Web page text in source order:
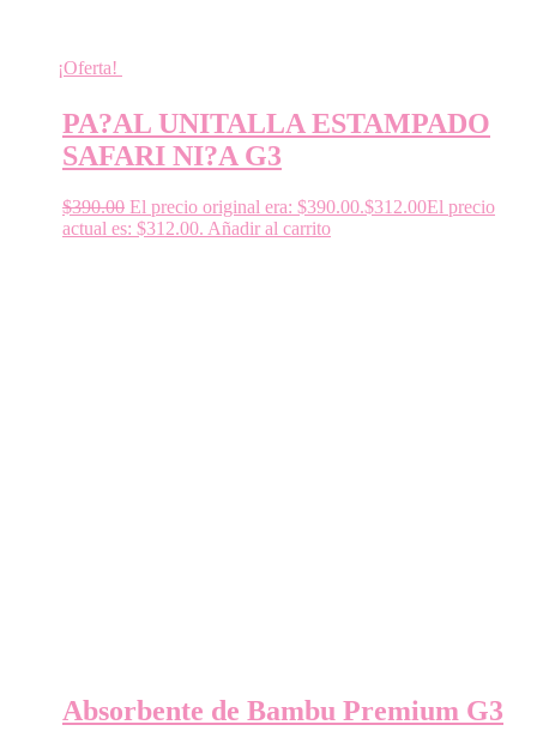
¡Oferta!
PA?AL UNITALLA ESTAMPADO
SAFARI NI?A G3
$390.00 El precio original era: $390.00.$312.00El precio
actual es: $312.00. Añadir al carrito
Absorbente de Bambu Premium G3